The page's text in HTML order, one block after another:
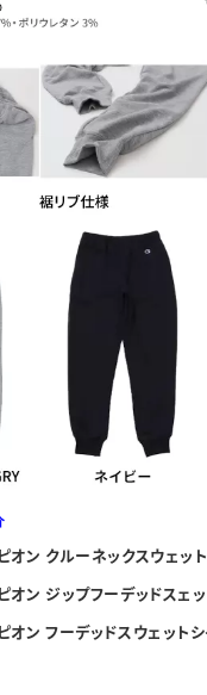
オン クルーネックスウェッ
ン ジップフーデッドスェ
ン フーデッドスウェット